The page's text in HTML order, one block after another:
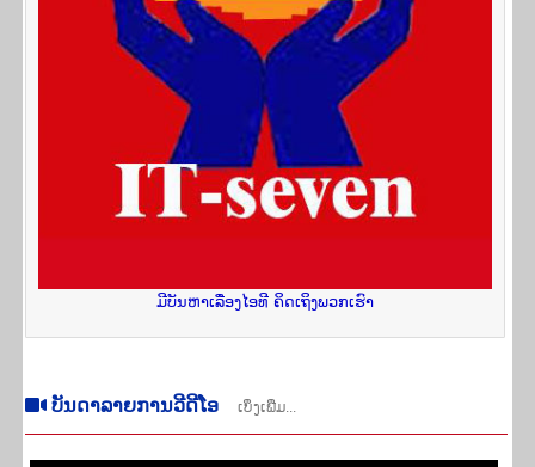
ມີ​ບັນ​ຫາ​ເລື່ອງ​ໄອ​ທີ ຄິດ​ເຖິງ​ພວກ​ເຮົາ
​ບັນ​ດາ​ລາຍ​ການ​ວີດີໂອ​ ເບິ່ງ​ເພີ່ມ...